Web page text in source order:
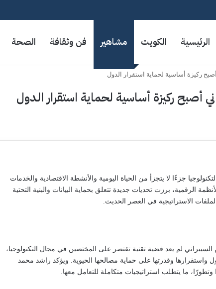
الرئيسية الكويت مشاهير فن وثقافة الصحة
ركيزة أساسية لحماية استقرار الدول
أصبح ركيزة أساسية لحماية استقرار الدول
جزءًا لا يتجزأ من الحياة اليومية والأنشطة الاقتصادية والخدمات
الرقمية، برزت تحديات جديدة تتعلق بحماية البيانات والبنية التحتية
الاستراتيجية في العصر الحديث.
لم يعد قضية تقنية تقتصر على المختصين في مجال التكنولوجيا،
وقدرتها على حماية مصالحها الحيوية. ويؤكد راشد محمد
وتطورًا، ما يتطلب استراتيجيات متكاملة للتعامل معها.